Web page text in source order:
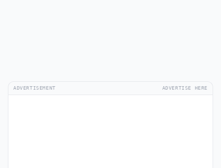
ADVERTISEMENT ADVERTISE HERE